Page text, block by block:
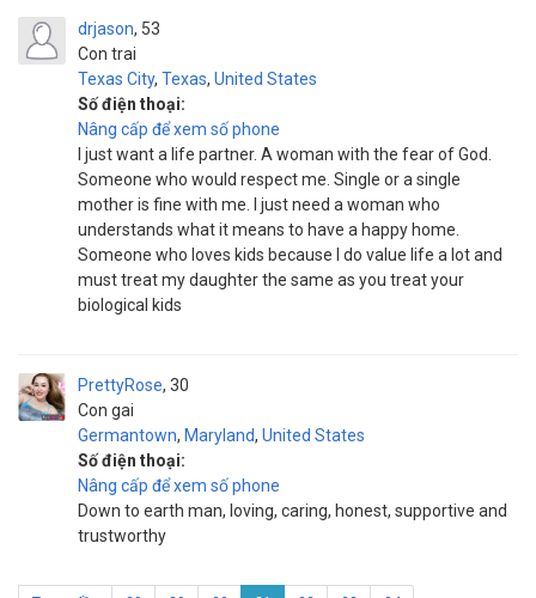
drjason
Con trai
53
Texas City, Texas, United States
Số điện thoại:
Nâng cấp để xem số phone
I just want a life partner. A woman with the fear of God.
Someone who would respect me. Single or a single
mother is fine with me. I just need a woman who
understands what it means to have a happy home.
Someone who loves kids because I do value life a lot and
must treat my daughter the same as you treat your
biological kids
PrettyRose
Con gai
30
Germantown, Maryland, United States
Số điện thoại:
Nâng cấp để xem số phone
Down to earth man, loving, caring, honest, supportive and
trustworthy